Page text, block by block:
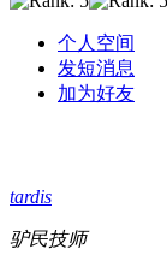
个人空间
发短消息
加为好友
tardis
驴民技师